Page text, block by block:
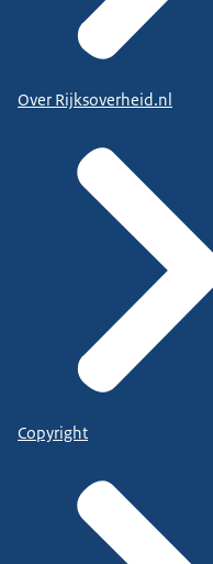
Over Rijksoverheid.nl
Copyright